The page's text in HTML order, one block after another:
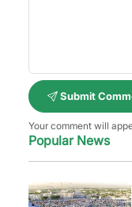
Submit
Your comment will
Popular News